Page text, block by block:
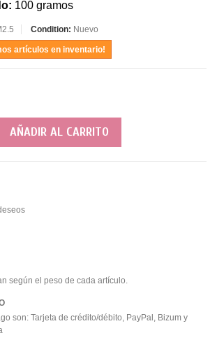
100 gramos
Condition: Nuevo
artículos en inventario!
AÑADIR AL CARRITO
según el peso de cada artículo.
son: Tarjeta de crédito/débito, PayPal, Bizum y